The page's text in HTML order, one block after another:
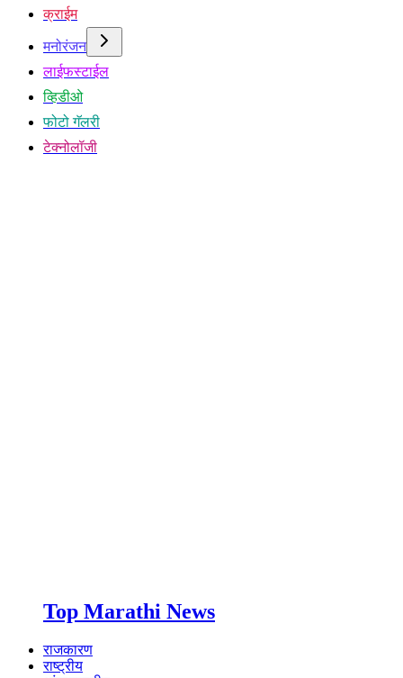
क्राईम
मनोरंजन
लाईफस्टाईल
व्हिडीओ
फोटो गॅलरी
टेक्नोलॉजी
Top Marathi News
राजकारण
राष्ट्रीय